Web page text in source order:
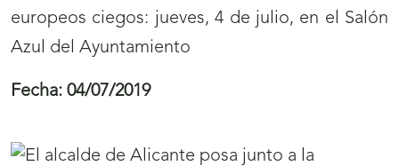
europeos ciegos: jueves, 4 de julio, en el Salón
Azul del Ayuntamiento
Fecha: 04/07/2019